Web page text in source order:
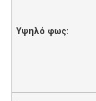
Υψηλό φως: